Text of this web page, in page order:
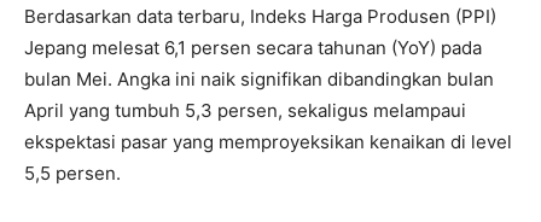
Berdasarkan data terbaru, Indeks Harga Produsen (PPI)
Jepang melesat 6,1 persen secara tahunan (YoY) pada
bulan Mei. Angka ini naik signifikan dibandingkan bulan
April yang tumbuh 5,3 persen, sekaligus melampaui
ekspektasi pasar yang memproyeksikan kenaikan di level
5,5 persen.